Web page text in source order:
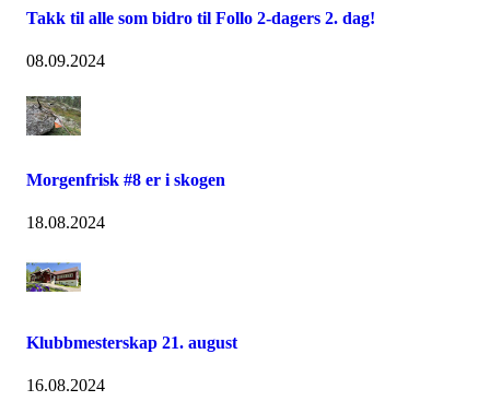
Takk til alle som bidro til Follo 2-dagers 2. dag!
08.09.2024
Morgenfrisk #8 er i skogen
18.08.2024
Klubbmesterskap 21. august
16.08.2024